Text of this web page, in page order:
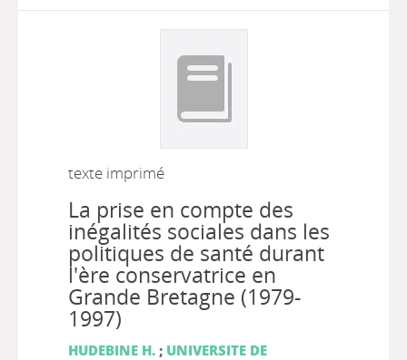
texte imprimé
La prise en compte des
inégalités sociales dans les
politiques de santé durant
l'ère conservatrice en
Grande Bretagne (1979-
1997)
HUDEBINE H.; UNIVERSITE DE